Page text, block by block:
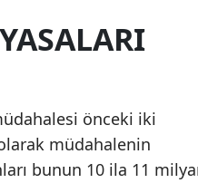
önceki iki
müdahalenin
bunun 10 ila 11